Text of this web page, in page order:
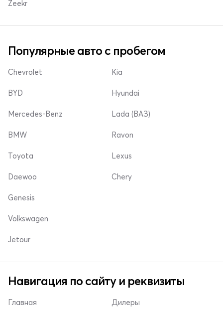
Zeekr
Популярные авто с пробегом
Chevrolet
BYD
Mercedes-Benz
Kia
Hyundai
Lada (ВАЗ)
BMW
Toyota
Daewoo
Ravon
Lexus
Chery
Genesis
Volkswagen
Jetour
Навигация по сайту и реквизиты
Главная Дилеры